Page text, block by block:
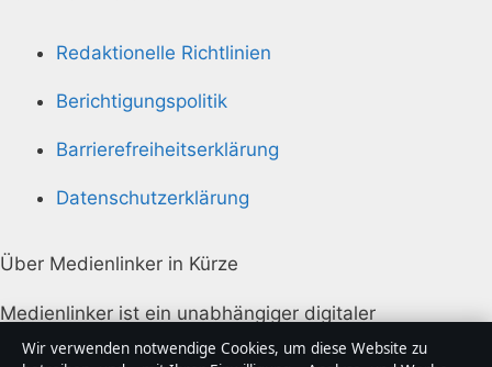
Redaktionelle Richtlinien
Berichtigungspolitik
Barrierefreiheitserklärung
Datenschutzerklärung
Über Medienlinker in Kürze
Medienlinker ist ein unabhängiger digitaler
Nachrichtenanbieter mit Fokus auf Politik, Wirtschaft,
Wir verwenden notwendige Cookies, um diese Website zu